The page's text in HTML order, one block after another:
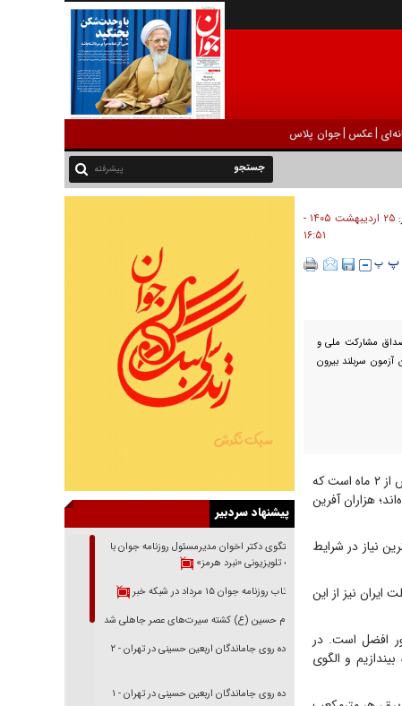
|عکس |جوان پلاس
پیشرفته
۲۵ ارديبهشت ۱۴۰۵ -
۱۶:۵۱
مشارکت ملی و
سربلند بیرون
حجت الاسلام والمسلمین محسنی اژه‌ای در فضای مجازی نوشت: مردم گرانقدر ما بیش از ۲ ماه است که
هزاران آفرین
نیاز در شرایط
نیز از این
افضل است. در
و الگوی
پیشنهاد سردبیر
گفتگوی دکتر اخوان مدیرمسئول روزنامه جوان با
برنامه تلویزیونی «نبرد هرمز»
بازتاب روزنامه جوان ۱۵ مرداد در شبکه خبر
امام حسین (ع) کشته سیرت‌های عصر جاهلی شد
پیاده روی جاماندگان اربعین حسینی در تهران - ۲
پیاده روی جاماندگان اربعین حسینی در تهران - ۱